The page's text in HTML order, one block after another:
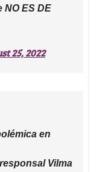
NO ES DE
25, 2022
en
Vilma